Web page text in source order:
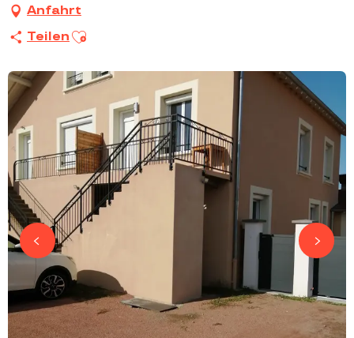
Anfahrt
Teilen Ajouter aux favoris